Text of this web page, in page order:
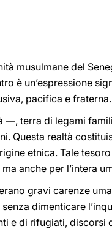
musulmane del
è un’espressione
pacifica e fraterna.
—, terra di legami
Questa realtà
etnica. Tale
anche per l’intera
gravi carenze
dimenticare
e di rifugiati, discorsi